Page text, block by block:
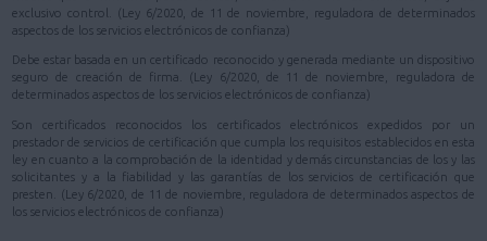
exclusivo control. (Ley 6/2020, de 11 de noviembre, reguladora de determinados
aspectos de los servicios electrónicos de confianza)
Debe estar basada en un certificado reconocido y generada mediante un dispositivo
seguro de creación de firma. (Ley 6/2020, de 11 de noviembre, reguladora de
determinados aspectos de los servicios electrónicos de confianza)
Son certificados reconocidos los certificados electrónicos expedidos por un
prestador de servicios de certificación que cumpla los requisitos establecidos en esta
ley en cuanto a la comprobación de la identidad y demás circunstancias de los y las
solicitantes y a la fiabilidad y las garantías de los servicios de certificación que
presten. (Ley 6/2020, de 11 de noviembre, reguladora de determinados aspectos de
los servicios electrónicos de confianza)